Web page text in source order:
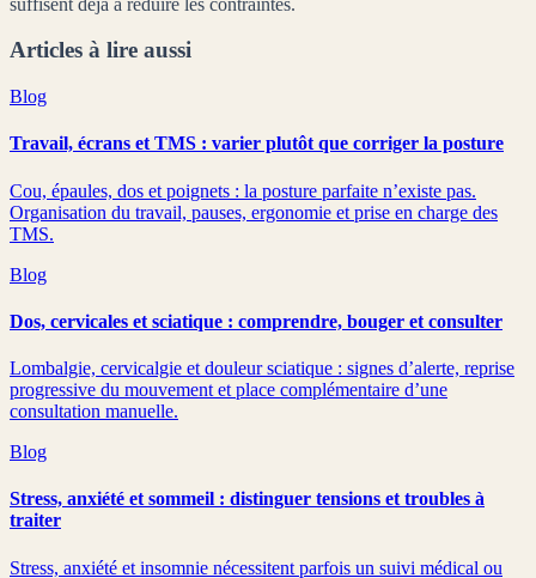
Articles à lire aussi
Blog
Travail, écrans et TMS : varier plutôt que corriger la posture
Cou, épaules, dos et poignets : la posture parfaite n’existe pas.
Organisation du travail, pauses, ergonomie et prise en charge des
TMS.
Blog
Dos, cervicales et sciatique : comprendre, bouger et consulter
Lombalgie, cervicalgie et douleur sciatique : signes d’alerte, reprise
progressive du mouvement et place complémentaire d’une
consultation manuelle.
Blog
Stress, anxiété et sommeil : distinguer tensions et troubles à
traiter
Stress, anxiété et insomnie nécessitent parfois un suivi médical ou